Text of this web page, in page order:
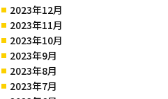
2023年12月
2023年11月
2023年10月
2023年9月
2023年8月
2023年7月